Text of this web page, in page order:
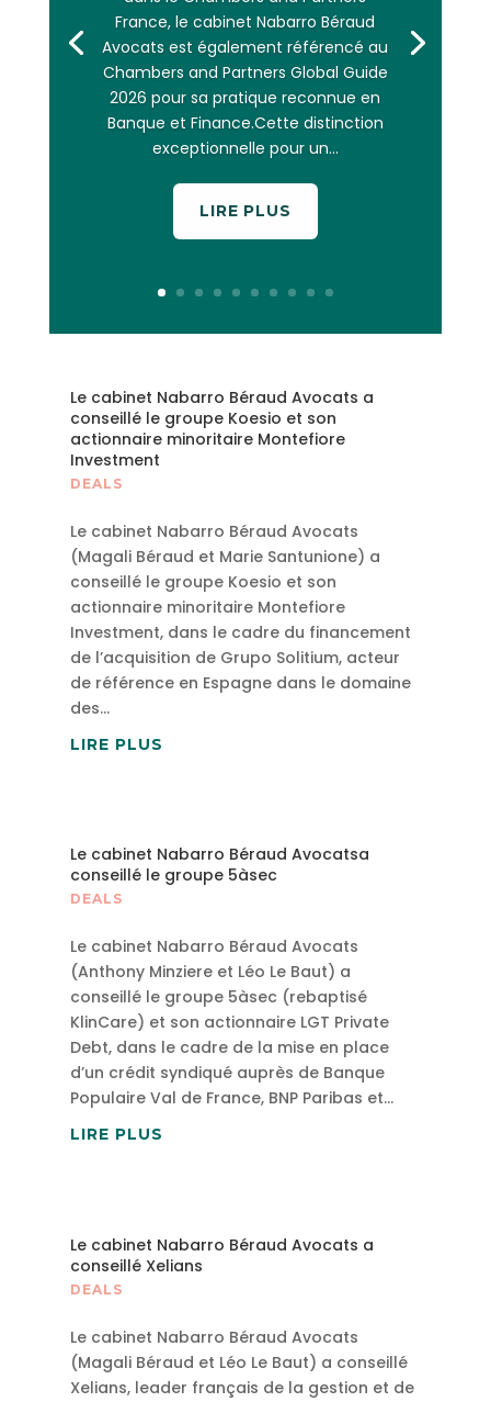
France, le cabinet Nabarro Béraud
Avocats est également référencé au
Chambers and Partners Global Guide
2026 pour sa pratique reconnue en
Banque et Finance.Cette distinction
exceptionnelle pour un...
LIRE PLUS
Le cabinet Nabarro Béraud Avocats a
conseillé le groupe Koesio et son
actionnaire minoritaire Montefiore
Investment
DEALS
Le cabinet Nabarro Béraud Avocats
(Magali Béraud et Marie Santunione) a
conseillé le groupe Koesio et son
actionnaire minoritaire Montefiore
Investment, dans le cadre du financement
de l’acquisition de Grupo Solitium, acteur
de référence en Espagne dans le domaine
des...
LIRE PLUS
Le cabinet Nabarro Béraud Avocatsa
conseillé le groupe 5àsec
DEALS
Le cabinet Nabarro Béraud Avocats
(Anthony Minziere et Léo Le Baut) a
conseillé le groupe 5àsec (rebaptisé
KlinCare) et son actionnaire LGT Private
Debt, dans le cadre de la mise en place
d’un crédit syndiqué auprès de Banque
Populaire Val de France, BNP Paribas et...
LIRE PLUS
Le cabinet Nabarro Béraud Avocats a
conseillé Xelians
DEALS
Le cabinet Nabarro Béraud Avocats
(Magali Béraud et Léo Le Baut) a conseillé
Xelians, leader français de la gestion et de